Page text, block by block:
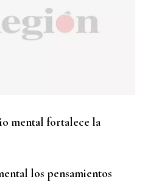
mental fortalece la
los pensamientos